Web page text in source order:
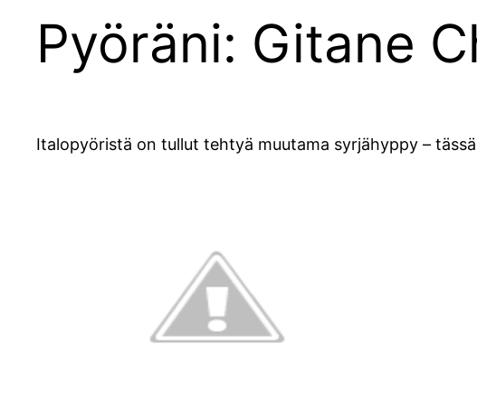
Pyöräni: Gitane
Italopyöristä on tullut tehtyä muutama syrjähyppy –